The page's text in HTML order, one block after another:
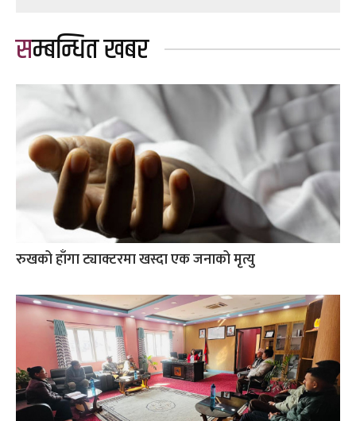
सम्बन्धित खबर
रुखको हाँगा ट्याक्टरमा खस्दा एक जनाको मृत्यु